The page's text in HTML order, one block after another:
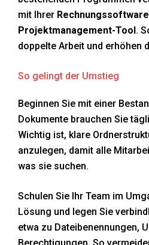
mit Ihrer Rechnungssoftware
Projektmanagement-Tool.
doppelte Arbeit und erhöhen
So gelingt der Umstieg
Beginnen Sie mit einer
Dokumente brauchen Sie
Wichtig ist, klare
anzulegen, damit alle
was sie suchen.
Schulen Sie Ihr Team im
Lösung und legen Sie
etwa zu Dateibenennungen,